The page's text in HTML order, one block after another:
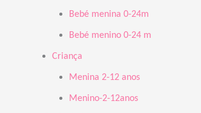
Bebé menina 0-24m
Bebé menino 0-24 m
Criança
Menina 2-12 anos
Menino-2-12anos